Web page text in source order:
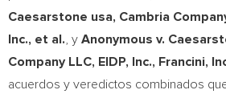
Caesarstone usa, Cambria
Inc., et al. , y Anonymous v.
Company LLC, EIDP, Inc., Francini,
acuerdos y veredictos combinados